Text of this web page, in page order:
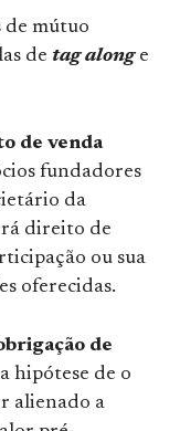
de mútuo
de tag along e
de venda
fundadores
da
direito de
ou sua
oferecidas.
de
hipótese de o
alienado a